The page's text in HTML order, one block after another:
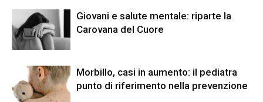
Giovani e salute mentale: riparte la
Carovana del Cuore
Morbillo, casi in aumento: il pediatra
punto di riferimento nella prevenzione